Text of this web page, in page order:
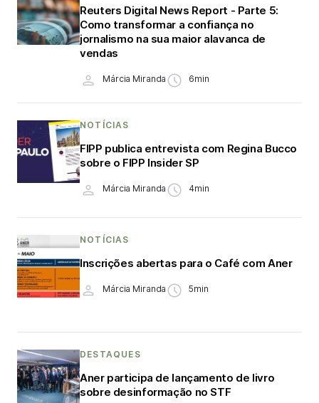
Reuters Digital News Report - Parte 5:
Como transformar a confiança no
jornalismo na sua maior alavanca de
vendas
Márcia Miranda 6min
NOTÍCIAS
FIPP publica entrevista com Regina Bucco
sobre o FIPP Insider SP
Márcia Miranda 4min
NOTÍCIAS
Inscrições abertas para o Café com Aner
Márcia Miranda 5min
DESTAQUES
Aner participa de lançamento de livro
sobre desinformação no STF